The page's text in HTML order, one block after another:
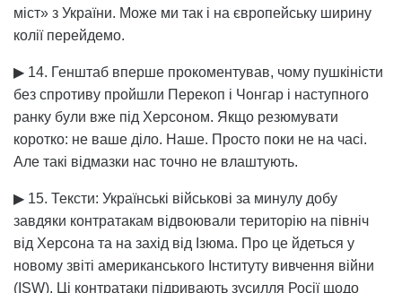
міст» з України. Може ми так і на європейську ширину
колії перейдемо.
▶ 14. Генштаб вперше прокоментував, чому пушкіністи
без спротиву пройшли Перекоп і Чонгар і наступного
ранку були вже під Херсоном. Якщо резюмувати
коротко: не ваше діло. Наше. Просто поки не на часі.
Але такі відмазки нас точно не влаштують.
▶ 15. Тексти: Українські військові за минулу добу
завдяки контратакам відвоювали територію на північ
від Херсона та на захід від Ізюма. Про це йдеться у
новому звіті американського Інституту вивчення війни
(ISW). Ці контратаки підривають зусилля Росії щодо